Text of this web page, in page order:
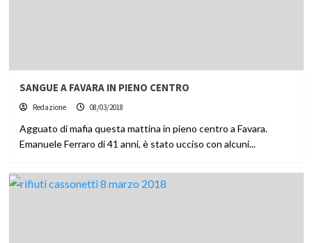
SANGUE A FAVARA IN PIENO CENTRO
Redazione 08/03/2018
Agguato di mafia questa mattina in pieno centro a Favara.
Emanuele Ferraro di 41 anni, è stato ucciso con alcuni...